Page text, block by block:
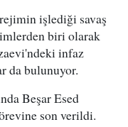
işlediği savaş
biri olarak
infaz
da bulunuyor.
Beşar Esed
son verildi.